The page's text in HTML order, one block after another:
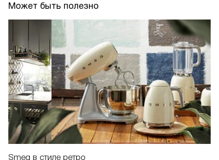
Может быть полезно
Smeg в стиле ретро